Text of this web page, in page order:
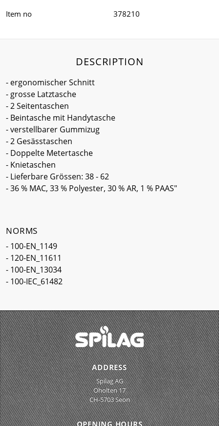
Item no 378210
DESCRIPTION
- ergonomischer Schnitt
- grosse Latztasche
- 2 Seitentaschen
- Beintasche mit Handytasche
- verstellbarer Gummizug
- 2 Gesässtaschen
- Doppelte Metertasche
- Knietaschen
- Lieferbare Grössen: 38 - 62
- 36 % MAC, 33 % Polyester, 30 % AR, 1 % PAAS"
NORMS
- 100-EN_1149
- 120-EN_11611
- 100-EN_13034
- 100-IEC_61482
ADDRESS
Spilag AG
Oholten 17
CH-5703 Seon